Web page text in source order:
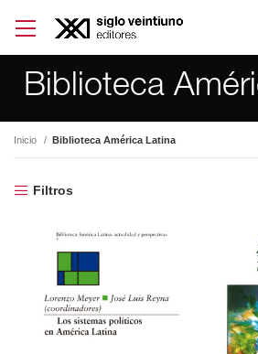
Biblioteca
Inicio Biblioteca América Latina
Filtros